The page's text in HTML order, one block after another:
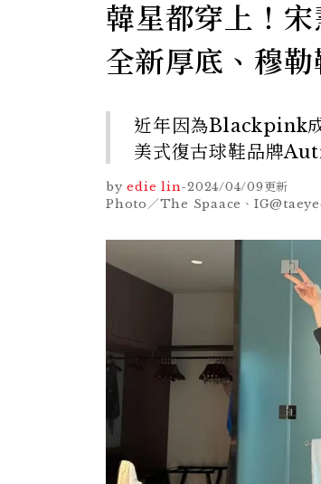
韓星都穿上！
全新厚底、穆
近年因為Blackpink
美式復古球鞋品牌
by edie lin-2024/04/09更新
Photo／The Spaace、